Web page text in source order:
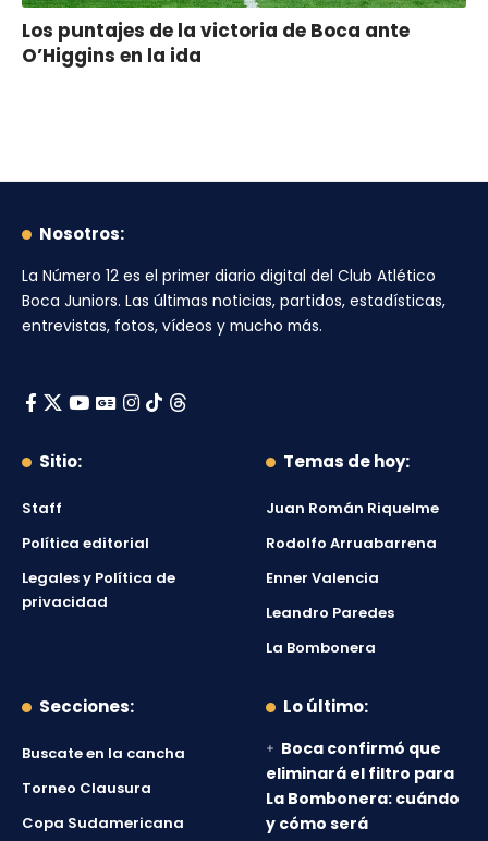
Los puntajes de la victoria de Boca ante
O’Higgins en la ida
Nosotros:
La Número 12 es el primer diario digital del Club Atlético
Boca Juniors. Las últimas noticias, partidos, estadísticas,
entrevistas, fotos, vídeos y mucho más.
Sitio:
Staff
Política editorial
Legales y Política de
privacidad
Temas de hoy:
Juan Román Riquelme
Rodolfo Arruabarrena
Enner Valencia
Leandro Paredes
La Bombonera
Secciones:
Buscate en la cancha
Torneo Clausura
Copa Sudamericana
Lo último:
Boca confirmó que
eliminará el filtro para
La Bombonera: cuándo
y cómo será